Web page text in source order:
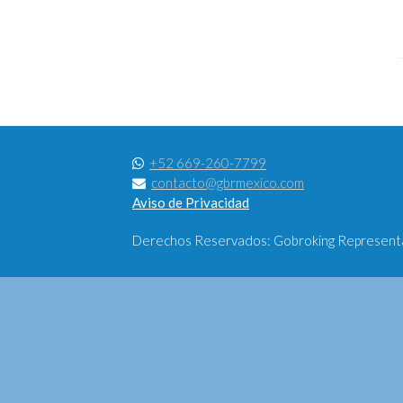
+52 669-260-7799
contacto@gbrmexico.com
Aviso de Privacidad
Derechos Reservados: Gobroking